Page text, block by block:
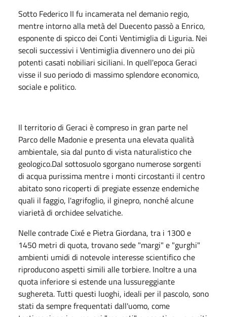
Sotto Federico II fu incamerata nel demanio regio,
mentre intorno alla metà del Duecento passò a Enrico,
esponente di spicco dei Conti Ventimiglia di Liguria. Nei
secoli successivi i Ventimiglia divennero uno dei più
potenti casati nobiliari siciliani. In quell'epoca Geraci
visse il suo periodo di massimo splendore economico,
sociale e politico.
Il territorio di Geraci è compreso in gran parte nel
Parco delle Madonie e presenta una elevata qualità
ambientale, sia dal punto di vista naturalistico che
geologico.Dal sottosuolo sgorgano numerose sorgenti
di acqua purissima mentre i monti circostanti il centro
abitato sono ricoperti di pregiate essenze endemiche
quali il faggio, l'agrifoglio, il ginepro, nonché alcune
viarietà di orchidee selvatiche.
Nelle contrade Cixé e Pietra Giordana, tra i 1300 e
1450 metri di quota, trovano sede "margi" e "gurghi"
ambienti umidi di notevole interesse scientifico che
riproducono aspetti simili alle torbiere. Inoltre a una
quota inferiore si estende una lussureggiante
sughereta. Tutti questi luoghi, ideali per il pascolo, sono
stati da sempre frequentati dall'uomo, come